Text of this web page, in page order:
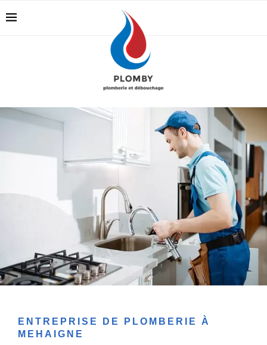
ENTREPRISE DE PLOMBERIE À
MEHAIGNE